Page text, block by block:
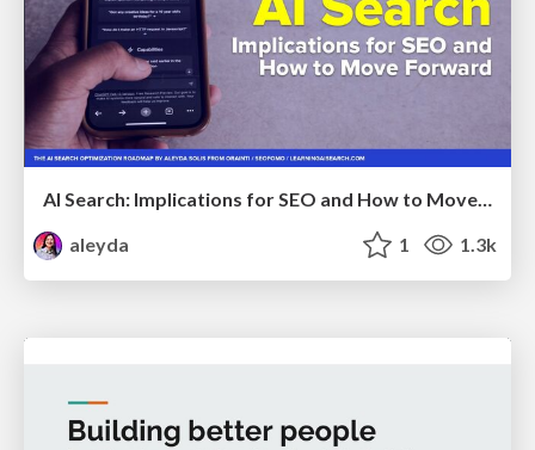
AI Search: Implications for SEO and How to Move Forward - #ShenzhenSEOConference
aleyda
1 1.3k